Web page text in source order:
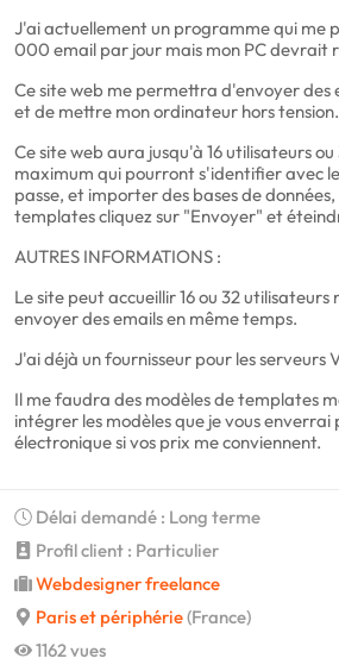
J'ai actuellement un programme qui me
000 email par jour mais mon PC devrait
Ce site web me permettra d'envoyer des
et de mettre mon ordinateur hors tension.
Ce site web aura jusqu'à 16 utilisateurs
maximum qui pourront s'identifier avec
passe, et importer des bases de
templates cliquez sur "Envoyer" et
AUTRES INFORMATIONS :
Le site peut accueillir 16 ou 32
envoyer des emails en même temps.
J'ai déjà un fournisseur pour les serveurs
Il me faudra des modèles de templates
intégrer les modèles que je vous
électronique si vos prix me conviennent.
Délai demandé : Long terme
Profil client : Particulier
Webdesigner freelance
Paris et périphérie(France)
1162 vues